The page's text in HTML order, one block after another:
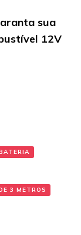
sua
12V
3 METROS